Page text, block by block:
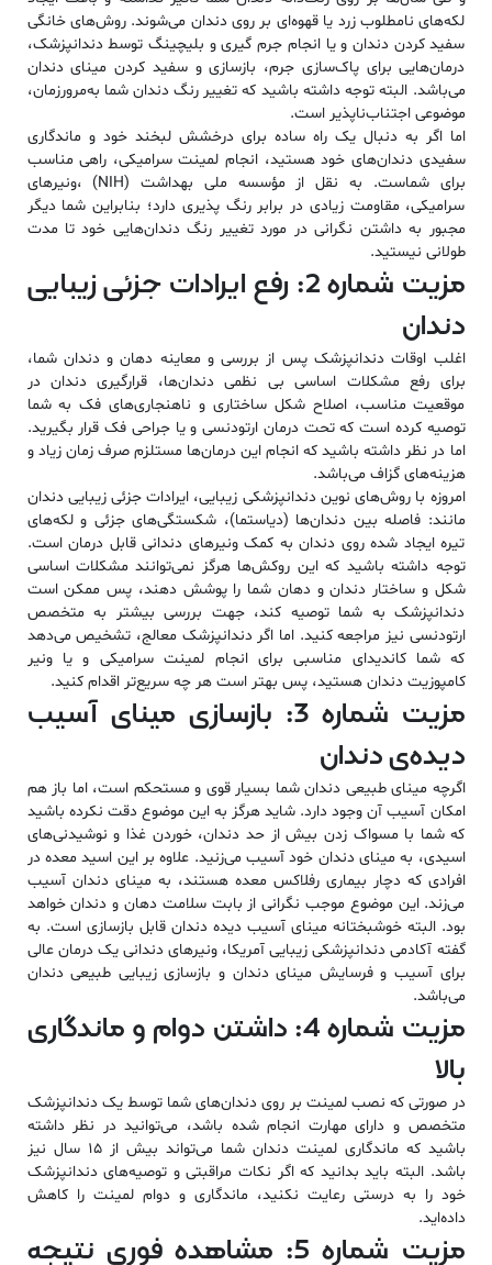
لکه‌های نامطلوب زرد یا قهوه‌ای بر روی دندان می‌شوند. روش‌های خانگی
سفید کردن دندان و یا انجام جرم گیری و بلیچینگ توسط دندانپزشک،
درمان‌هایی برای پاک‌سازی جرم، بازسازی و سفید کردن مینای دندان
می‌باشد. البته توجه داشته باشید که تغییر رنگ دندان شما به‌مرورزمان،
موضوعی اجتناب‌ناپذیر است.
اما اگر به دنبال یک راه ساده برای درخشش لبخند خود و ماندگاری
سفیدی دندان‌های خود هستید، انجام لمینت سرامیکی، راهی مناسب
برای شماست. به نقل از مؤسسه ملی بهداشت (NIH) ،ونیر‌های
سرامیکی، مقاومت زیادی در برابر رنگ پذیری دارد؛ بنابراین شما دیگر
مجبور به داشتن نگرانی در مورد تغییر رنگ دندان‌هایی خود تا مدت
طولانی نیستید.
مزیت شماره 2: رفع ایرادات جزئی زیبایی
دندان
اغلب اوقات دندانپزشک پس از بررسی و معاینه دهان و دندان شما،
برای رفع مشکلات اساسی بی نظمی دندان‌ها، قرارگیری دندان در
موقعیت مناسب، اصلاح شکل ساختاری و ناهنجاری‌های فک به شما
توصیه کرده است که تحت درمان ارتودنسی و یا جراحی فک قرار بگیرید.
اما در نظر داشته باشید که انجام این درمان‌ها مستلزم صرف زمان زیاد و
هزینه‌های گزاف می‌باشد.
امروزه با روش‌های نوین دندانپزشکی زیبایی، ایرادات جزئی زیبایی دندان
مانند: فاصله بین دندان‌ها (دیاستما)، شکستگی‌های جزئی و لکه‌های
تیره ایجاد شده روی دندان به کمک ونیرهای دندانی قابل درمان است.
توجه داشته باشید که این روکش‌ها هرگز نمی‌توانند مشکلات اساسی
شکل و ساختار دندان و دهان شما را پوشش دهند، پس ممکن است
دندانپزشک به شما توصیه کند، جهت بررسی بیشتر به متخصص
ارتودنسی نیز مراجعه کنید. اما اگر دندانپزشک معالج، تشخیص می‌دهد
که شما کاندیدای مناسبی برای انجام لمینت سرامیکی و یا ونیر
کامپوزیت دندان هستید، پس بهتر است هر چه سریع‌تر اقدام کنید.
مزیت شماره 3: بازسازی مینای آسیب
دیده‌ی دندان
اگرچه مینای طبیعی دندان شما بسیار قوی و مستحکم است، اما باز هم
امکان آسیب آن وجود دارد. شاید هرگز به این موضوع دقت نکرده باشید
که شما با مسواک زدن بیش از حد دندان، خوردن غذا و نوشیدنی‌های
اسیدی، به مینای دندان خود آسیب می‌زنید. علاوه بر این اسید معده در
افرادی که دچار بیماری رفلاکس معده هستند، به مینای دندان آسیب
می‌زند. این موضوع موجب نگرانی از بابت سلامت دهان و دندان خواهد
بود. البته خوشبختانه مینای آسیب دیده دندان قابل بازسازی است. به
گفته آکادمی دندانپزشکی زیبایی آمریکا، ونیرهای دندانی یک درمان عالی
برای آسیب و فرسایش مینای دندان و بازسازی زیبایی طبیعی دندان
می‌باشد.
مزیت شماره 4: داشتن دوام و ماندگاری
بالا
در صورتی که نصب لمینت بر روی دندان‌های شما توسط یک دندانپزشک
متخصص و دارای مهارت انجام شده باشد، می‌توانید در نظر داشته
باشید که ماندگاری لمینت دندان شما می‌تواند بیش از 15 سال نیز
باشد. البته باید بدانید که اگر نکات مراقبتی و توصیه‌های دندانپزشک
خود را به درستی رعایت نکنید، ماندگاری و دوام لمینت را کاهش
داده‌اید.
مزیت شماره 5: مشاهده فوری نتیجه